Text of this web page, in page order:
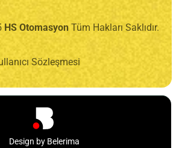
HS Otomasyon Tüm Hakları Saklıdır.
Sözleşmesi
Design by Belerima